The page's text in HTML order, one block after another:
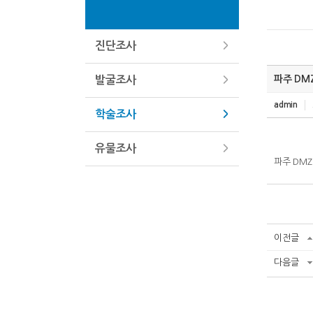
진단조사
발굴조사
학술조사
유물조사
파주
admin
파주
이전글
다음글